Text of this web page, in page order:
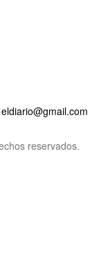
eldiario@gmail.com
reservados.